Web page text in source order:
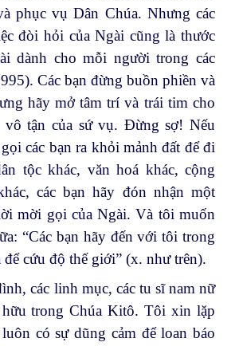
phục vụ Dân Chúa. Nhưng các
đòi hỏi của Ngài cũng là thước
dành cho mỗi người trong các
Các bạn đừng buồn phiền và
hãy mở tâm trí và trái tim cho
vô tận của sứ vụ. Đừng sợ! Nếu
các bạn ra khỏi mảnh đất để đi
tộc khác, văn hoá khác, cộng
các bạn hãy đón nhận một
mời gọi của Ngài. Và tôi muốn
“Các bạn hãy đến với tôi trong
để cứu độ thế giới” (x. như trên).
các linh mục, các tu sĩ nam nữ
hữu trong Chúa Kitô. Tôi xin lặp
có sự dũng cảm để loan báo